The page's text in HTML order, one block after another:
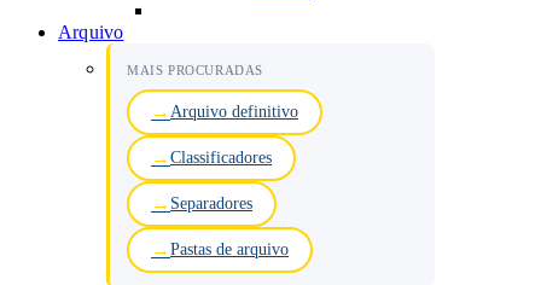
Arquivo
MAIS PROCURADAS
Arquivo definitivo
Classificadores
Separadores
Pastas de arquivo